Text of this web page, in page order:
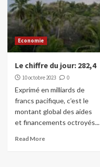
Economie
Le chiffre du jour: 282,4
10 octobre 2023 0
Exprimé en milliards de
francs pacifique, c’est le
montant global des aides
et financements octroyés...
Read More